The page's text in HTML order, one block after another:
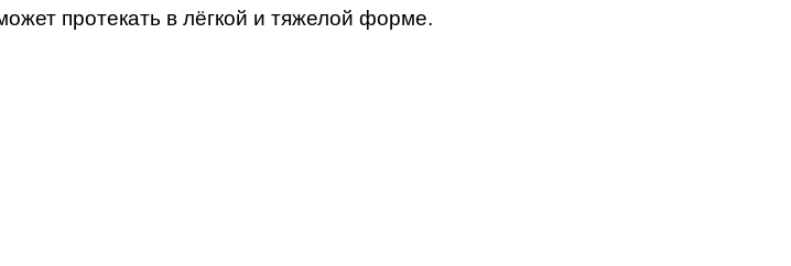
протекать в лёгкой и тяжелой форме.